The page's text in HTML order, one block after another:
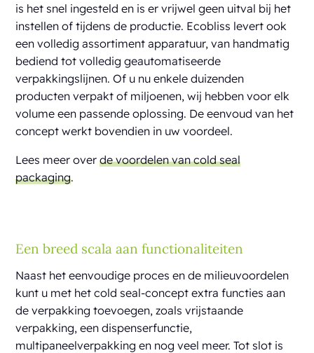
is het snel ingesteld en is er vrijwel geen uitval bij het
instellen of tijdens de productie. Ecobliss levert ook
een volledig assortiment apparatuur, van handmatig
bediend tot volledig geautomatiseerde
verpakkingslijnen. Of u nu enkele duizenden
producten verpakt of miljoenen, wij hebben voor elk
volume een passende oplossing. De eenvoud van het
concept werkt bovendien in uw voordeel.
Lees meer overde voordelen van cold seal
packaging.
Een breed scala aan functionaliteiten
Naast het eenvoudige proces en de milieuvoordelen
kunt u met het cold seal-concept extra functies aan
de verpakking toevoegen, zoals vrijstaande
verpakking, een dispenserfunctie,
multipaneelverpakking en nog veel meer. Tot slot is